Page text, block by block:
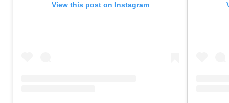
View this post on Instagram